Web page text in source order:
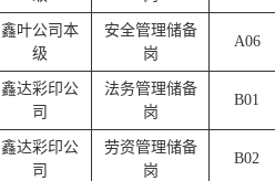
鑫叶公司本
级
安全管理储备
岗
A06
鑫达彩印公
司
法务管理储备
岗
B01
鑫达彩印公
司
劳资管理储备
岗
B02